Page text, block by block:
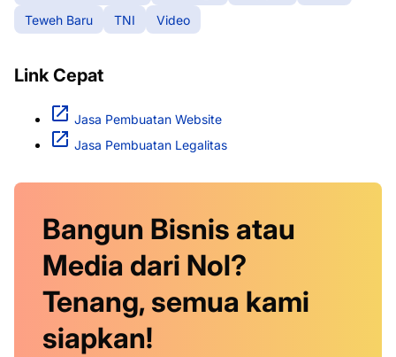
Teweh Baru
TNI Video
Link Cepat
Jasa Pembuatan Website
Jasa Pembuatan Legalitas
Bangun Bisnis atau
Media dari Nol?
Tenang, semua kami
siapkan!